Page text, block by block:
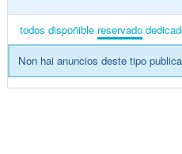
todos dispoñible reservado
Non hai anuncios deste tipo